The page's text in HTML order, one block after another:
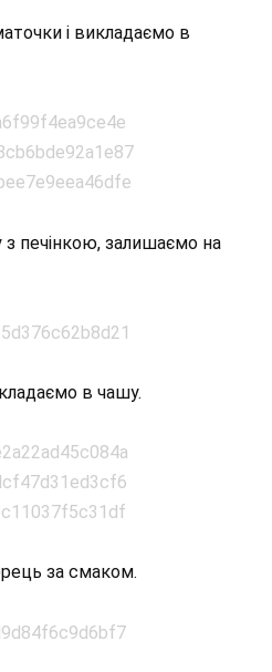
і викладаємо в
печінкою, залишаємо на
в чашу.
за смаком.